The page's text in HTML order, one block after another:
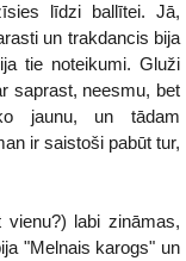
līdzi ballītei. Jā,
un trakdancis bija
tie noteikumi. Gluži
saprast, neesmu, bet
jaunu, un tādam
ir saistoši pabūt tur,
labi zināmas,
"Melnais karogs" un